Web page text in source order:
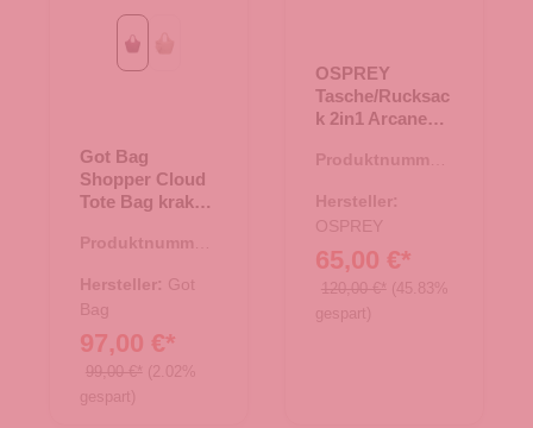
kraken mono
Got Bag
Shopper Cloud
Tote Bag kraken
Produktnummer:
Hersteller: Got
Bag
97,00 €*
99,00 €* (2.02%
gespart)
OSPREY
Tasche/Rucksac
k 2in1 Arcane
Produktnummer:
Hersteller:
OSPREY
65,00 €*
120,00 €* (45.83%
gespart)